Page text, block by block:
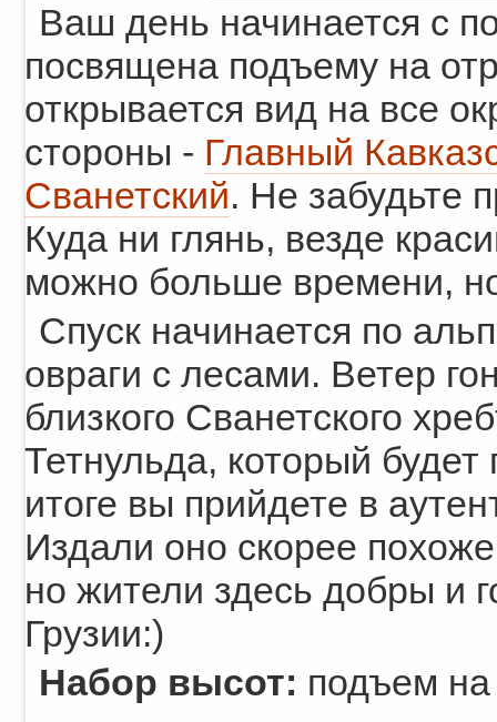
Ваш день начинается с
посвящена подъему на
открывается вид на все
стороны - Главный
Сванетский. Не забудьте
Куда ни глянь, везде
можно больше времени,
Спуск начинается по
овраги с лесами. Ветер
близкого Сванетского
Тетнульда, который
итоге вы прийдете в
Издали оно скорее
но жители здесь добры и
Грузии:)
Набор высот: подъем